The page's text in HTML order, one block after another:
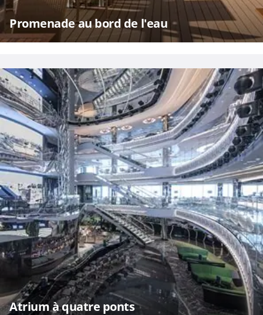
Promenade au bord de l'eau
Atrium à quatre ponts